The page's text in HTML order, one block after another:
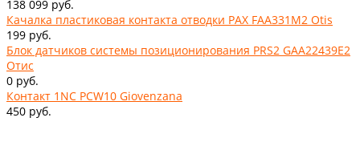
138 099 руб.
Качалка пластиковая контакта отводки PAX FAA331M2 Otis
199 руб.
Блок датчиков системы позиционирования PRS2 GAA22439E2
Отис
0 руб.
Контакт 1NC PCW10 Giovenzana
450 руб.